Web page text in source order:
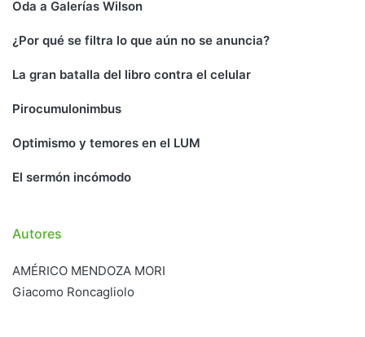
Oda a Galerías Wilson
¿Por qué se filtra lo que aún no se anuncia?
La gran batalla del libro contra el celular
Pirocumulonimbus
Optimismo y temores en el LUM
El sermón incómodo
Autores
AMÉRICO MENDOZA MORI
Giacomo Roncagliolo